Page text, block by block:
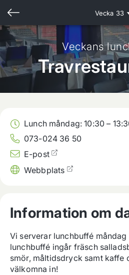
Vecka 33
Veckans
Lunch måndag:10:30 –
073-024 36 50
E-post
Webbplats
Information om
Vi serverar lunchbuffé
lunchbuffé ingår fräsch
smör, måltidsdryck samt kaffe
välkomna in!